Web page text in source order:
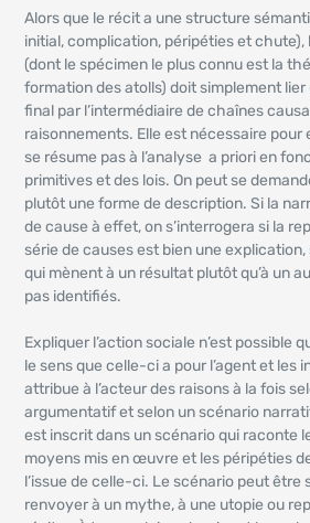
Alors que le récit a une structure
initial, complication, péripéties et
(dont le spécimen le plus connu est la
formation des atolls) doit simplement
final par l’intermédiaire de chaînes
raisonnements. Elle est nécessaire pour
se résume pas à l’analyse a priori en
primitives et des lois. On peut se
plutôt une forme de description. Si la
de cause à effet, on s’interrogera si la
série de causes est bien une
qui mènent à un résultat plutôt qu’à un
pas identifiés.
Expliquer l’action sociale n’est possible
le sens que celle-ci a pour l’agent et les
attribue à l’acteur des raisons à la fois
argumentatif et selon un scénario
est inscrit dans un scénario qui raconte
moyens mis en œuvre et les péripéties
l’issue de celle-ci. Le scénario peut être
renvoyer à un mythe, à une utopie ou